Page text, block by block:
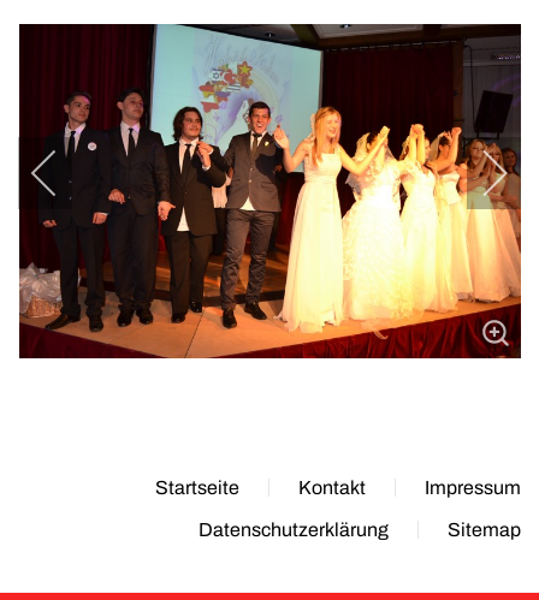
Startseite Kontakt Impressum
Datenschutzerklärung Sitemap